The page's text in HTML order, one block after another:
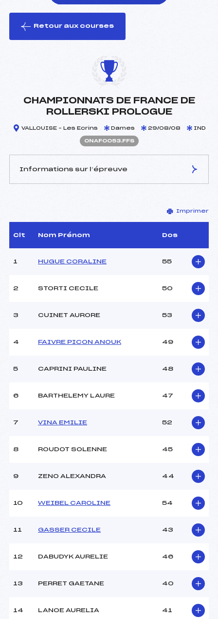
le ski
Retour aux courses
CHAMPIONNATS DE FRANCE DE
ROLLERSKI PROLOGUE
VALLOUISE – Les Ecrins Dames 29/08/08 IND
ONAF0053.FFS
Informations sur l’épreuve
COCHET JEAN PIERRE
(SA)
D.T Adjoint :
Point Haut :
7.3100
SEN/VET4
Imprimer
Clt Nom Prénom Dos
1 HUGUE CORALINE 55
2 STORTI CECILE 50
3 CUINET AURORE 53
4 FAIVRE PICON ANOUK 49
5 CAPRINI PAULINE 48
6 BARTHELEMY LAURE 47
7 VINA EMILIE 52
8 ROUDOT SOLENNE 45
9 ZENO ALEXANDRA 44
10 WEIBEL CAROLINE 54
11 GASSER CECILE 43
12 DABUDYK AURELIE 46
13 PERRET GAETANE 40
14 LANOE AURELIA 41